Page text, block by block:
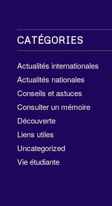
CATÉGORIES
Actualités internationales
Actualités nationales
Conseils et astuces
Consulter un mémoire
Découverte
Liens utiles
Uncategorized
Vie étudiante